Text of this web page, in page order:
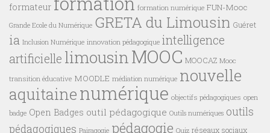
formateur
formation numérique FUN-Mooc
Grande Ecole du Numérique GRETA du Limousin Guéret
ia Inclusion Numérique innovation pédagogique intelligence
artificielle limousinMOOC MOOCAZ Mooc
transition éducative MOODLE médiation numérique nouvelle
aquitainenumérique objectifs pédagogiques open
badge Open Badges outil pédagogique Outils numériques outils
pédagogiques Pairagogie pédagogie Quiz réseaux sociaux